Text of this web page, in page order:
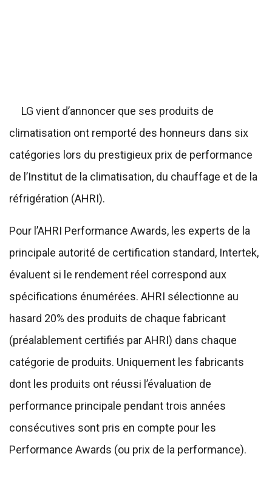
LG vient d’annoncer que ses produits de
climatisation ont remporté des honneurs dans six
catégories lors du prestigieux prix de performance
de l’Institut de la climatisation, du chauffage et de la
réfrigération (AHRI).
Pour l’AHRI Performance Awards, les experts de la
principale autorité de certification standard, Intertek,
évaluent si le rendement réel correspond aux
spécifications énumérées. AHRI sélectionne au
hasard 20% des produits de chaque fabricant
(préalablement certifiés par AHRI) dans chaque
catégorie de produits. Uniquement les fabricants
dont les produits ont réussi l’évaluation de
performance principale pendant trois années
consécutives sont pris en compte pour les
Performance Awards (ou prix de la performance).